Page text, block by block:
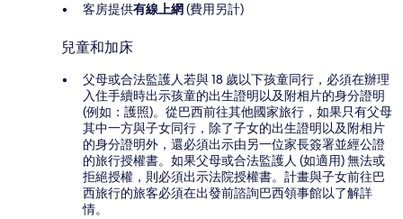
客房提供有線上網(費用另計)
兒童和加床
父母或合法監護人若與 18 歲以下孩童同行，必須在辦理
入住手續時出示孩童的出生證明以及附相片的身分證明
(例如：護照)。從巴西前往其他國家旅行，如果只有父母
其中一方與子女同行，除了子女的出生證明以及附相片
的身分證明外，還必須出示由另一位家長簽署並經公證
的旅行授權書。如果父母或合法監護人 (如適用) 無法或
拒絕授權，則必須出示法院授權書。計畫與子女前往巴
西旅行的旅客必須在出發前諮詢巴西領事館以了解詳
情。